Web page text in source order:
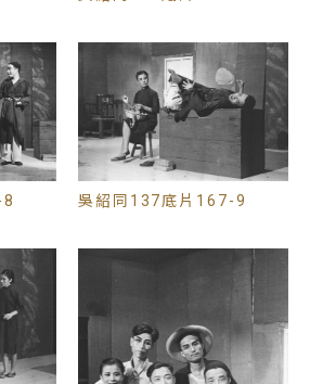
策者與執行者。劇末，她甚至選
訣別，在1950年代強調秩序與威
有高度女性主義反叛色彩，在當
性的劇作。
劇，以冰島史詩為背景淡化國族
事和舞臺，將戲劇張力集中在
格操守」的拉鋸，而非單純的武
戰劇場的引入與傳播，也成為戰
戲劇養分的管道，為後來臺灣戲
了種子。
吳紹同137底片167-9